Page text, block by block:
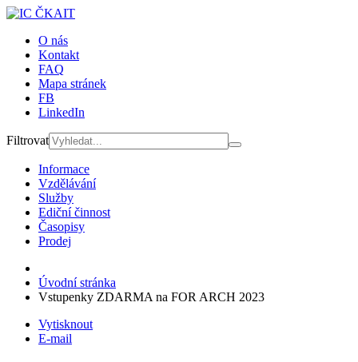
O nás
Kontakt
FAQ
Mapa stránek
FB
LinkedIn
Filtrovat
Informace
Vzdělávání
Služby
Ediční činnost
Časopisy
Prodej
Úvodní stránka
Vstupenky ZDARMA na FOR ARCH 2023
Vytisknout
E-mail